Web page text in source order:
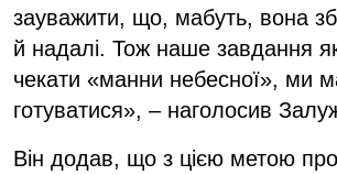
зауважити, що, мабуть, вона
й надалі. Тож наше завдання
чекати «манни небесної», ми
готуватися», – наголосив
Він додав, що з цією метою